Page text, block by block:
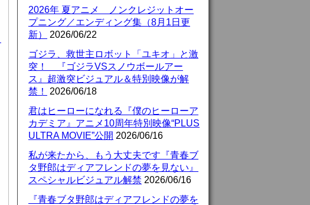
2026年 夏アニメ ノンクレジットオー
プニング／エンディング集（8月1日更
新）
2026/06/22
ゴジラ、救世主ロボット「ユキオ」と激
突！ 『ゴジラVSスノウボールアー
ス』超激突ビジュアル＆特別映像が解
禁！
2026/06/18
君はヒーローになれる『僕のヒーローア
カデミア』アニメ10周年特別映像“PLUS
ULTRA MOVIE”公開 2026/06/16
私が来たから、もう大丈夫です『青春ブ
タ野郎はディアフレンドの夢を見ない』
スペシャルビジュアル解禁 2026/06/16
『青春ブタ野郎はディアフレンドの夢を